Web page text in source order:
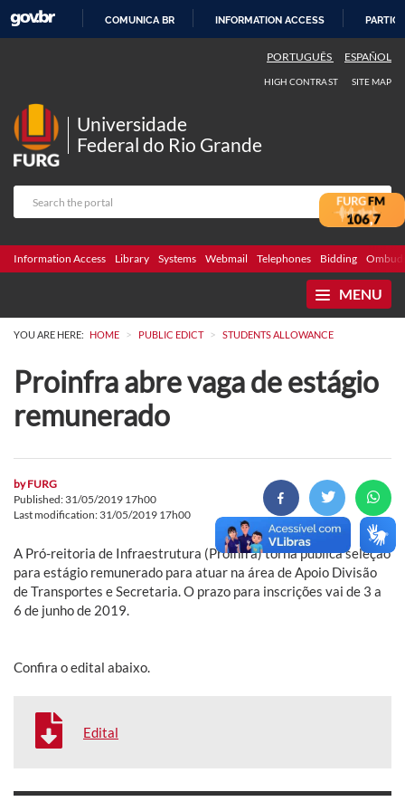
COMUNICA BR INFORMATION ACCESS
PORTUGUÊS ESPAÑOL
HIGH CONTRAST SITE MAP
Universidade
Federal do Rio Grande
Information Access Library Systems Webmail Telephones Bidding
MENU
YOU ARE HERE: HOME > PUBLIC EDICT > STUDENTS ALLOWANCE
Proinfra abre vaga de estágio
remunerado
byFURG
Published: 31/05/2019 17h00
Last modification: 31/05/2019 17h00
A Pró-reitoria de Infraestrutura (Proinfra) torna pública seleção
para estágio remunerado para atuar na área de Apoio Divisão
de Transportes e Secretaria. O prazo para inscrições vai de 3 a
6 de junho de 2019.
Confira o edital abaixo.
Edital